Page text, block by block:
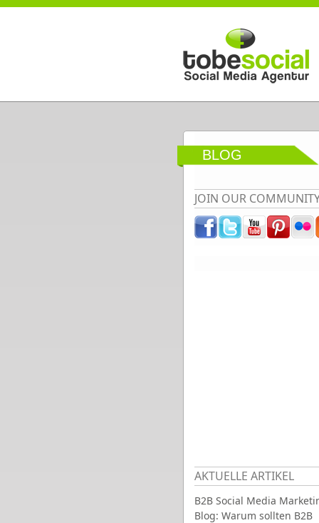
Direkt zum Inhalt
BLOG
JOIN OUR
AKTUELLE ARTIKEL
B2B Social Media
Blog: Warum sollten B2B